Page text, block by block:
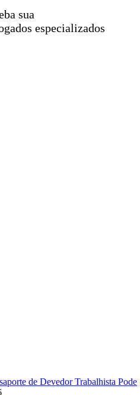
sua
especializados
de Devedor Trabalhista Pode